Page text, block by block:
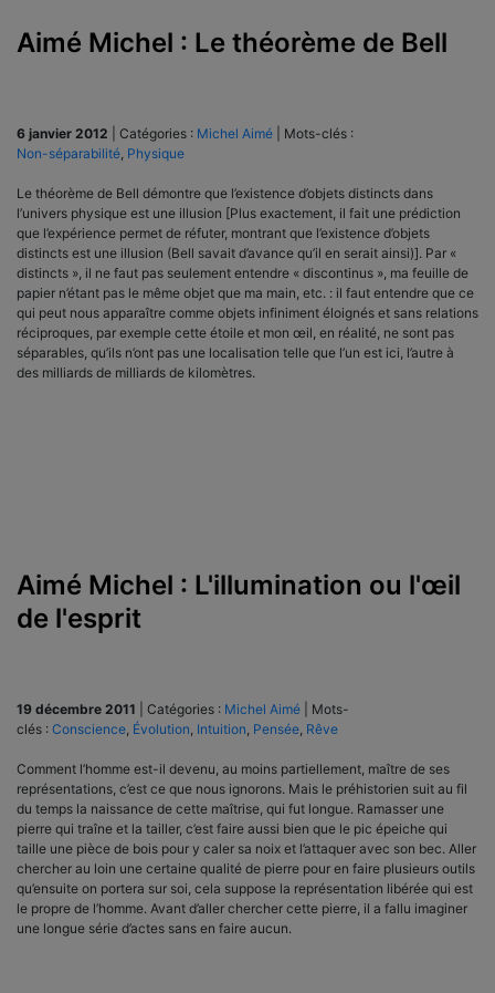
Aimé Michel : Le théorème de Bell
6 janvier 2012 Catégories : Michel Aimé
Mots-clés :
Non-séparabilité, Physique
Le théorème de Bell démontre que l’existence d’objets distincts dans
l’univers physique est une illusion [Plus exactement, il fait une prédiction
que l’expérience permet de réfuter, montrant que l’existence d’objets
distincts est une illusion (Bell savait d’avance qu’il en serait ainsi)]. Par «
distincts », il ne faut pas seulement entendre « discontinus », ma feuille de
papier n’étant pas le même objet que ma main, etc. : il faut entendre que ce
qui peut nous apparaître comme objets infiniment éloignés et sans relations
réciproques, par exemple cette étoile et mon œil, en réalité, ne sont pas
séparables, qu’ils n’ont pas une localisation telle que l’un est ici, l’autre à
des milliards de milliards de kilomètres.
Aimé Michel : L'illumination ou l'œil
de l'esprit
19 décembre 2011 Catégories : Michel Aimé
Mots-
clés : Conscience, Évolution, Intuition, Pensée, Rêve
Comment l’homme est-il devenu, au moins partiellement, maître de ses
représentations, c’est ce que nous ignorons. Mais le préhistorien suit au fil
du temps la naissance de cette maîtrise, qui fut longue. Ramasser une
pierre qui traîne et la tailler, c’est faire aussi bien que le pic épeiche qui
taille une pièce de bois pour y caler sa noix et l’attaquer avec son bec. Aller
chercher au loin une certaine qualité de pierre pour en faire plusieurs outils
qu’ensuite on portera sur soi, cela suppose la représentation libérée qui est
le propre de l’homme. Avant d’aller chercher cette pierre, il a fallu imaginer
une longue série d’actes sans en faire aucun.